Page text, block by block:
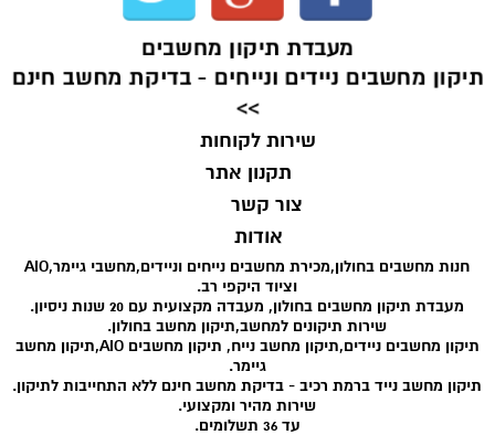
צור קשר
אודות
תקנון אתר
שירות לקוחות
חנות מחשבים בחולון,מכירת מחשבים נייחים וניידים,מחשבי גיימר,AIO
וציוד היקפי רב.
מעבדת תיקון מחשבים בחולון, מעבדה מקצועית עם 20 שנות ניסיון.
שירות תיקונים למחשב,תיקון מחשב בחולון.
תיקון מחשבים ניידים,תיקון מחשב נייח, תיקון מחשבים AIO,תיקון מחשב
גיימר.
תיקון מחשב נייד ברמת רכיב - בדיקת מחשב חינם ללא התחייבות לתיקון.
שירות מהיר ומקצועי.
עד 36 תשלומים.
מעבדת תיקון מחשבים
תיקון מחשבים ניידים ונייחים - בדיקת מחשב חינם
>>